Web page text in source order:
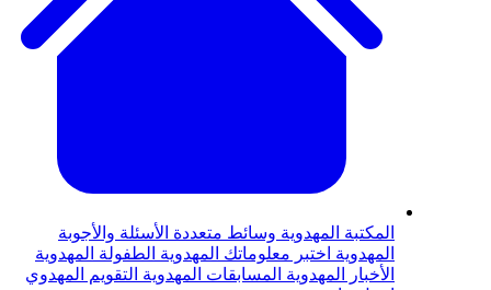
المهدويةوسائط متعددةالأسئلة والأجوبة
اختبر معلوماتك المهدويةالطفولة المهدوية
المهدويةالمسابقات المهدويةالتقويم المهدوي